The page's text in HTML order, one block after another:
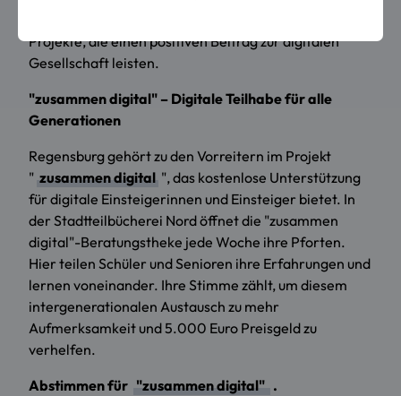
Projekte, die einen positiven Beitrag zur digitalen
Gesellschaft leisten.
"zusammen digital" – Digitale Teilhabe für alle
Generationen
Regensburg gehört zu den Vorreitern im Projekt
" zusammen digital ", das kostenlose Unterstützung
für digitale Einsteigerinnen und Einsteiger bietet. In
der Stadtteilbücherei Nord öffnet die "zusammen
digital"-Beratungstheke jede Woche ihre Pforten.
Hier teilen Schüler und Senioren ihre Erfahrungen und
lernen voneinander. Ihre Stimme zählt, um diesem
intergenerationalen Austausch zu mehr
Aufmerksamkeit und 5.000 Euro Preisgeld zu
verhelfen.
Abstimmen für "zusammen digital" .